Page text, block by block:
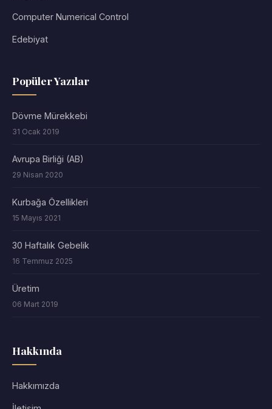
Computer Numerical Control
Edebiyat
Popüler Yazılar
Dövme Mürekkebi
31 Ocak 2019
Avrupa Birliği (AB)
29 Nisan 2020
Kurbağa Özellikleri
15 Mayıs 2021
30 Haftalık Gebelik
16 Temmuz 2025
Üretim
06 Mart 2019
Hakkında
Hakkımızda